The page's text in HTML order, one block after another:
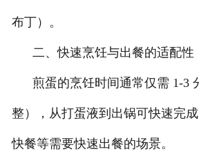
布丁）。
二、快速烹饪与出餐的适配性
煎蛋的烹饪时间通常仅需 1-3
整），从打蛋液到出锅可快速完成
快餐等需要快速出餐的场景。